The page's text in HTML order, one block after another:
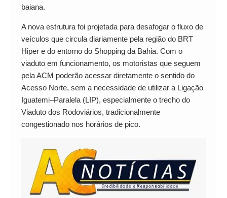
baiana.
A nova estrutura foi projetada para desafogar o fluxo de
veículos que circula diariamente pela região do BRT
Hiper e do entorno do Shopping da Bahia. Com o
viaduto em funcionamento, os motoristas que seguem
pela ACM poderão acessar diretamente o sentido do
Acesso Norte, sem a necessidade de utilizar a Ligação
Iguatemi–Paralela (LIP), especialmente o trecho do
Viaduto dos Rodoviários, tradicionalmente
congestionado nos horários de pico.